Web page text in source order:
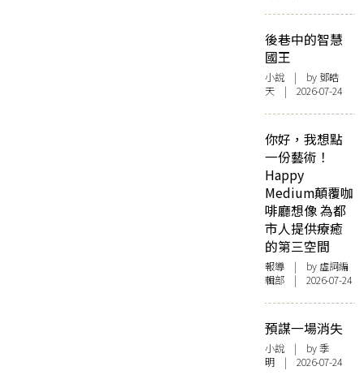
後巷中的智慧
國王
小說 | by 鄧皓
天 | 2026-07-24
你好，我想點
一份藝術！
Happy
Medium顛覆咖
啡廳想像 為都
市人提供療癒
的第三空間
報導 | by 虛詞編
輯部 | 2026-07-24
預謀一場消失
小說 | by 季
明 | 2026-07-24